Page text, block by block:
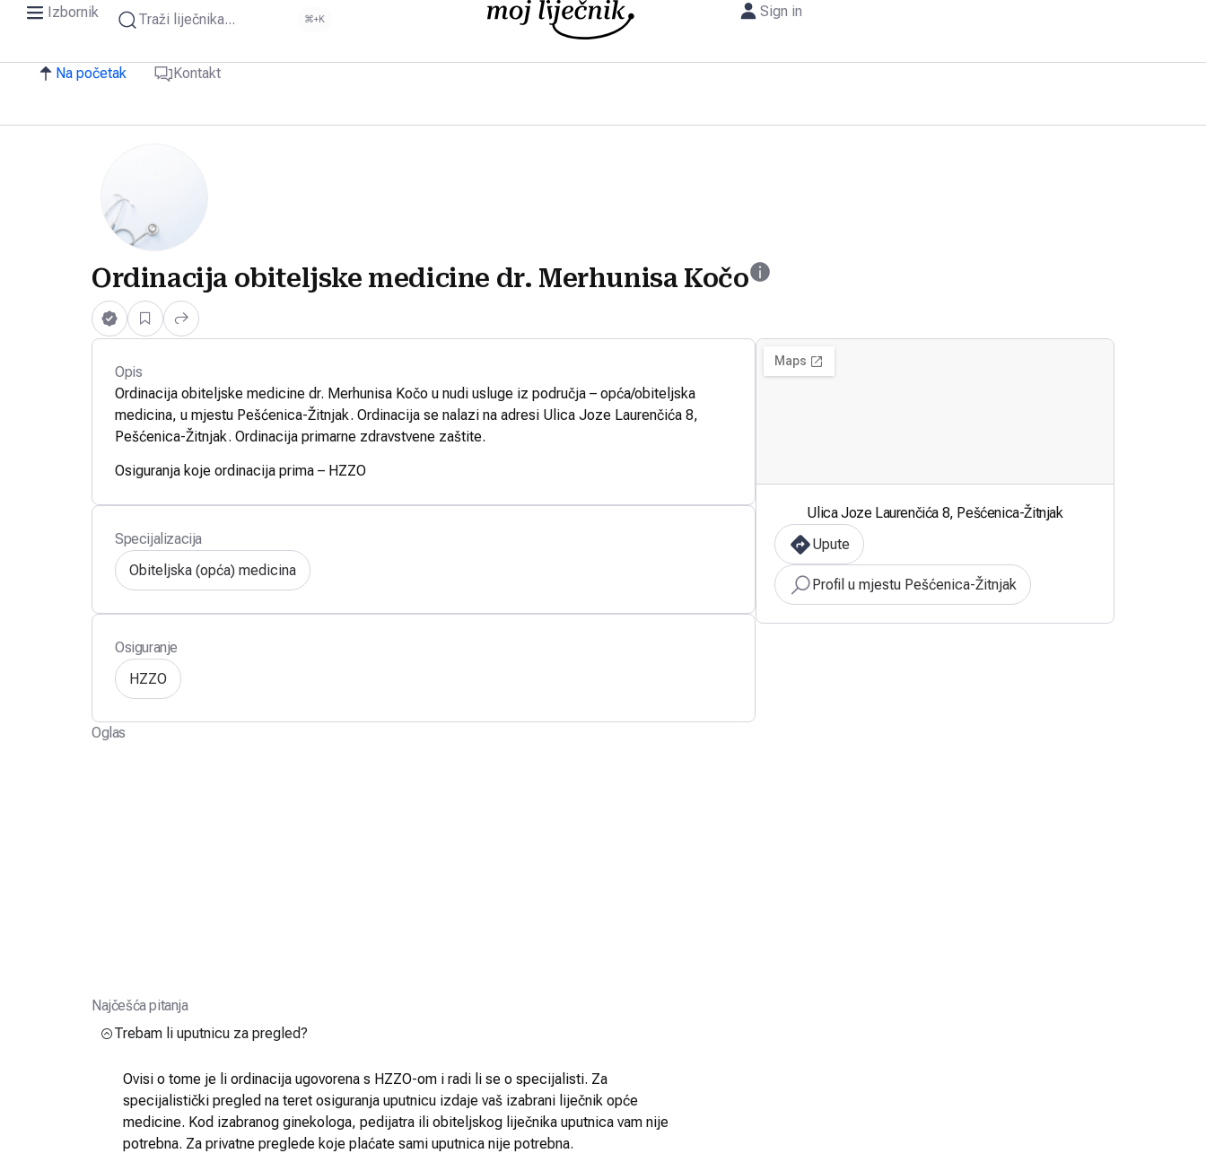
Izbornik Traži liječnika... ⌘+K Sign in
Na početak Kontakt
Ordinacija obiteljske medicine dr. Merhunisa Kočo
Opis
Ordinacija obiteljske medicine dr. Merhunisa Kočo u nudi usluge iz područja – opća/obiteljska
medicina, u mjestu Pešćenica-Žitnjak. Ordinacija se nalazi na adresi Ulica Joze Laurenčića 8,
Pešćenica-Žitnjak. Ordinacija primarne zdravstvene zaštite.
Osiguranja koje ordinacija prima – HZZO
Specijalizacija
Obiteljska (opća) medicina
Osiguranje
HZZO
Oglas
Ulica Joze Laurenčića 8, Pešćenica-Žitnjak
Upute
Profil u mjestu Pešćenica-Žitnjak
Najčešća pitanja
Trebam li uputnicu za pregled?
Ovisi o tome je li ordinacija ugovorena s HZZO-om i radi li se o specijalisti. Za
specijalistički pregled na teret osiguranja uputnicu izdaje vaš izabrani liječnik opće
medicine. Kod izabranog ginekologa, pedijatra ili obiteljskog liječnika uputnica vam nije
potrebna. Za privatne preglede koje plaćate sami uputnica nije potrebna.